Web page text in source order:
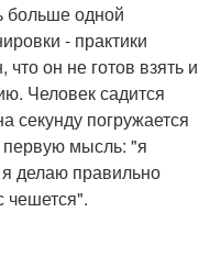
больше одной
- практики
он не готов взять и
Человек садится
секунду погружается
мысль: "я
делаю правильно
чешется".